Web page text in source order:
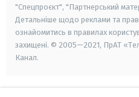
"Спецпроєкт", "Партнерський
Детальніше щодо реклами та
ознайомитись в правилах
захищені. © 2005—2021, ПрАТ
Канал.